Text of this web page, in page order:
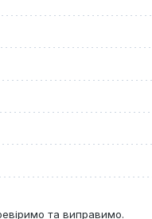
та виправимо.